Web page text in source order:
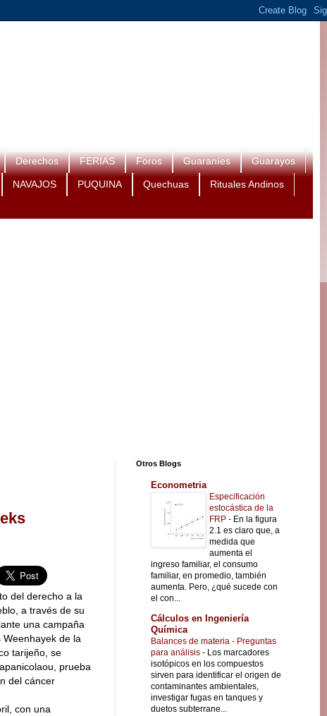
Derechos FERIAS Foros Guaraníes Guarayos
NAVAJOS PUQUINA Quechuas Rituales Andinos
del derecho a la
a través de su
una campaña
de la
tarijeño, se
prueba
del cáncer
con una
Otros Blogs
Econometria
Especificación
estocástica de la
FRP - En la figura
2.1 es claro que, a
medida que
aumenta el
ingreso familiar, el consumo
familiar, en promedio, también
aumenta. Pero, ¿qué sucede con
el con...
Cálculos en Ingeniería
Química
Balances de materia - Preguntas
para análisis - Los marcadores
isotópicos en los compuestos
sirven para identificar el origen de
contaminantes ambientales,
investigar fugas en tanques y
duetos subterrane...